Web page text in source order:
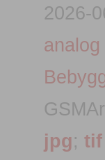
2026-
analog
jpg; tif